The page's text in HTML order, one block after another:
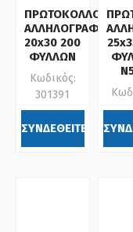
ΠΡΩΤΟΚΟΛΛΟ
ΑΛΛΗΛΟΓΡΑΦΙΑΣ
20x30 200
ΦΥΛΛΩΝ
Κωδικός:
301391
ΣΥΝΔΕΘΕΙΤΕ